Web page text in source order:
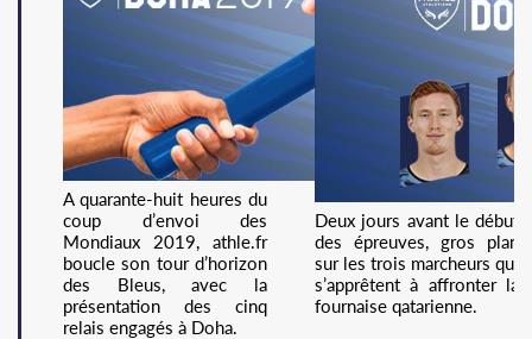
A quarante-huit heures du
coup d’envoi des
Mondiaux 2019, athle.fr
boucle son tour d’horizon
des Bleus, avec la
présentation des cinq
relais engagés à Doha.
Deux jours avant le début
des épreuves, gros plan
sur les trois marcheurs qui
s’apprêtent à affronter la
fournaise qatarienne.